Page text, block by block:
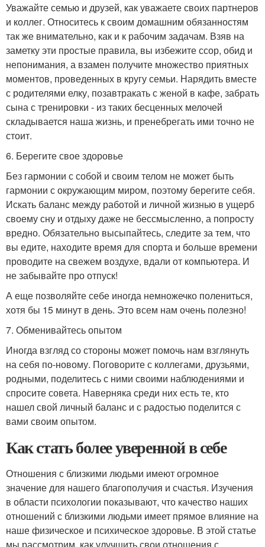
Уважайте семью и друзей, как уважаете своих партнеров
и коллег. Относитесь к своим домашним обязанностям
так же внимательно, как и к рабочим задачам. Взяв на
заметку эти простые правила, вы избежите ссор, обид и
непонимания, а взамен получите множество приятных
моментов, проведенных в кругу семьи. Нарядить вместе
с родителями елку, позавтракать с женой в кафе, забрать
сына с тренировки - из таких бесценных мелочей
складывается наша жизнь, и пренебрегать ими точно не
стоит.
6. Берегите свое здоровье
Без гармонии с собой и своим телом не может быть
гармонии с окружающим миром, поэтому берегите себя.
Искать баланс между работой и личной жизнью в ущерб
своему сну и отдыху даже не бессмысленно, а попросту
вредно. Обязательно высыпайтесь, следите за тем, что
вы едите, находите время для спорта и больше времени
проводите на свежем воздухе, вдали от компьютера. И
не забывайте про отпуск!
А еще позволяйте себе иногда немножечко полениться,
хотя бы 15 минут в день. Это всем нам очень полезно!
7. Обменивайтесь опытом
Иногда взгляд со стороны может помочь нам взглянуть
на себя по-новому. Поговорите с коллегами, друзьями,
родными, поделитесь с ними своими наблюдениями и
спросите совета. Наверняка среди них есть те, кто
нашел свой личный баланс и с радостью поделится с
вами своим опытом.
Как стать более уверенной в себе
Отношения с близкими людьми имеют огромное
значение для нашего благополучия и счастья. Изучения
в области психологии показывают, что качество наших
отношений с близкими людьми имеет прямое влияние на
наше физическое и психическое здоровье. В этой статье